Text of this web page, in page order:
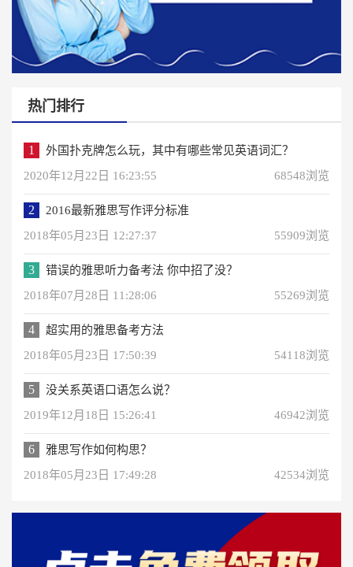
热门排行
1
外国扑克牌怎么玩，其中有哪些常见英语词汇？
2020年12月22日 16:23:55
68548浏览
2
2016最新雅思写作评分标准
2018年05月23日 12:27:37
55909浏览
3
错误的雅思听力备考法 你中招了没？
2018年07月28日 11:28:06
55269浏览
4
超实用的雅思备考方法
2018年05月23日 17:50:39
54118浏览
5
没关系英语口语怎么说？
2019年12月18日 15:26:41
46942浏览
6
雅思写作如何构思？
2018年05月23日 17:49:28
42534浏览